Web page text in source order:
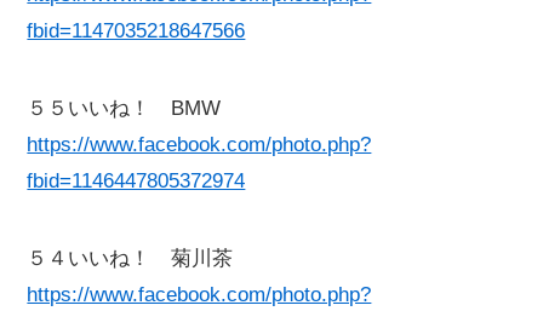
fbid=1147035218647566
５５いいね！ BMW
https://www.facebook.com/photo.php?
fbid=1146447805372974
５４いいね！ 菊川茶
https://www.facebook.com/photo.php?